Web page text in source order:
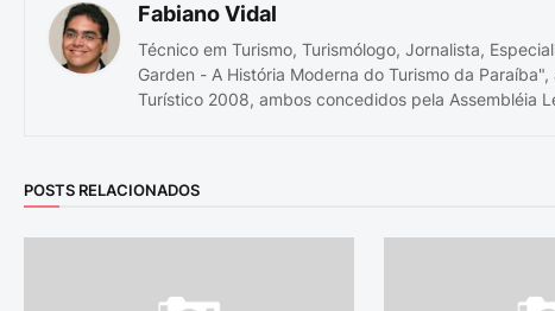
Fabiano Vidal
Técnico em Turismo, Turismólogo, Jornalista,
Garden - A História Moderna do Turismo da
Turístico 2008, ambos concedidos pela Assembléia
POSTS RELACIONADOS